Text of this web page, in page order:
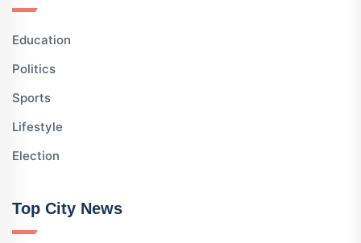
Education
Politics
Sports
Lifestyle
Election
Top City News